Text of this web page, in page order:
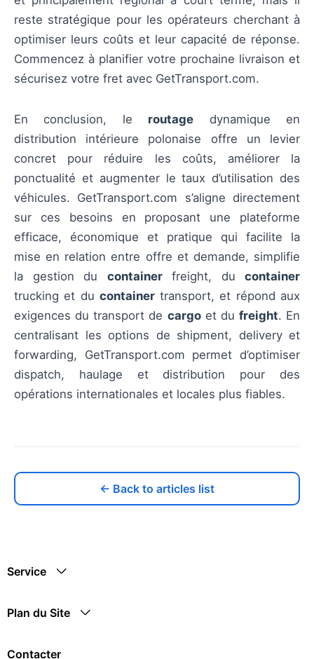
reste stratégique pour les opérateurs cherchant à
optimiser leurs coûts et leur capacité de réponse.
Commencez à planifier votre prochaine livraison et
sécurisez votre fret avec GetTransport.com.
En conclusion, le routage dynamique en
distribution intérieure polonaise offre un levier
concret pour réduire les coûts, améliorer la
ponctualité et augmenter le taux d’utilisation des
véhicules. GetTransport.com s’aligne directement
sur ces besoins en proposant une plateforme
efficace, économique et pratique qui facilite la
mise en relation entre offre et demande, simplifie
la gestion du containerfreight, du container
trucking et du containertransport, et répond aux
exigences du transport de cargoet du freight. En
centralisant les options de shipment, delivery et
forwarding, GetTransport.com permet d’optimiser
dispatch, haulage et distribution pour des
opérations internationales et locales plus fiables.
← Back to articles list
Service
Plan du Site
Contacter